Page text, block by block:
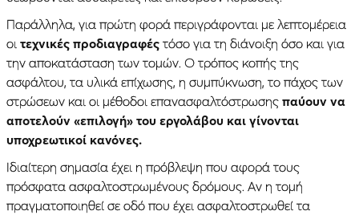
Παράλληλα, για πρώτη φορά περιγράφονται με λεπτομέρεια
οι τεχνικές προδιαγραφές τόσο για τη διάνοιξη όσο και για
την αποκατάσταση των τομών. Ο τρόπος κοπής της
ασφάλτου, τα υλικά επίχωσης, η συμπύκνωση, το πάχος των
στρώσεων και οι μέθοδοι επανασφαλτόστρωσης παύουν να
αποτελούν «επιλογή» του εργολάβου και γίνονται
υποχρεωτικοί κανόνες.
Ιδιαίτερη σημασία έχει η πρόβλεψη που αφορά τους
πρόσφατα ασφαλτοστρωμένους δρόμους. Αν η τομή
πραγματοποιηθεί σε οδό που έχει ασφαλτοστρωθεί τα